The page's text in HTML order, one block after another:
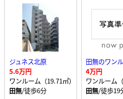
ジュネス北原
5.6万円
ワンルーム（19.71㎡）
田無/徒歩6分
4万円
ワンルーム
田無/徒歩19